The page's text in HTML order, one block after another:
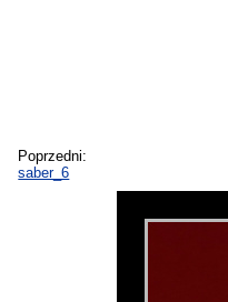
Poprzedni:
saber_6